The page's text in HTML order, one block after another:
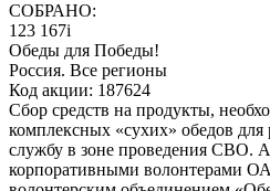
СОБРАНО:
123 167i
Обеды для Победы!
Россия. Все регионы
Код акции: 187624
Сбор средств на продукты,
комплексных «сухих» обедов
службу в зоне проведения СВО.
корпоративными волонтерами